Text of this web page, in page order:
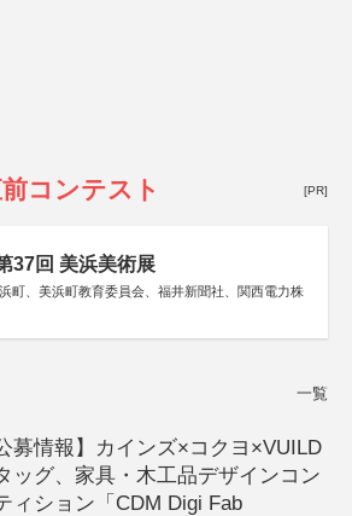
コンテスト [PR]
37回 美浜美術展
町、美浜町教育委員会、福井新聞社、関西電力株
一覧
募情報】カインズ×コクヨ×VUILD
ッグ、家具・木工品デザインコン
ィション「CDM Digi Fab